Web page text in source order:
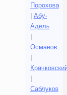
Порохова
Абу-
Адель
Османов
Саблуков